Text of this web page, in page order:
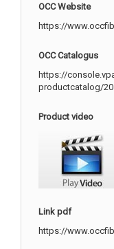
OCC Website
https://
OCC Catalogus
https://
productcatalog/
Product video
Link pdf
https://